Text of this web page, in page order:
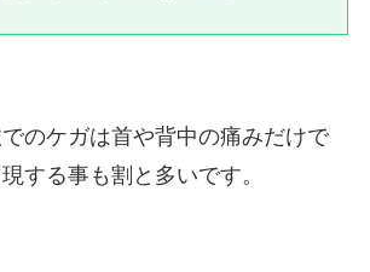
のケガは首や背中の痛みだけで
する事も割と多いです。